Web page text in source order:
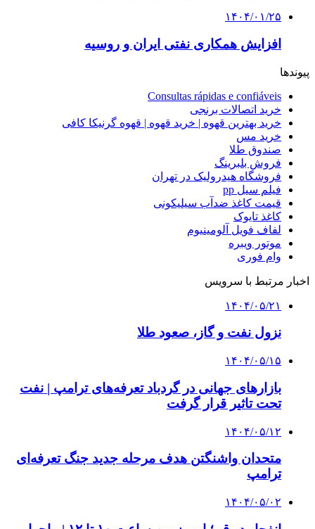
۱۴۰۴/۰۱/۲۵
افزایش همکاری نفتی ایران و روسیه
پیوندها
Consultas rápidas e confiáveis
خرید اتصالات برنجی
خرید بهترین قهوه | خرید قهوه | قهوه گرنیکا کافی
خرید مس
صندوق طلا
فروش بلبرینگ
فروشگاه هیدرولیک در تهران
فیلم سیل pp
قیمت کاغذ ضدآب سیلیکونی
کاغذ تایوک
لفاف فویل آلومینیوم
موتور ویبره
وام فوری
اخبار مرتبط با سرویس
۱۴۰۴/۰۵/۲۱
نزول نفت و گاز، صعود طلا
۱۴۰۴/۰۵/۱۵
بازارهای جهانی در گردباد تعرفه‌های ترامپ | نفت
تحت تاثیر قرار گرفت
۱۴۰۴/۰۵/۱۲
متحدان واشنگتن هدف مرحله جدید جنگ تعرفه‌ای
ترامپ
۱۴۰۴/۰۵/۰۲